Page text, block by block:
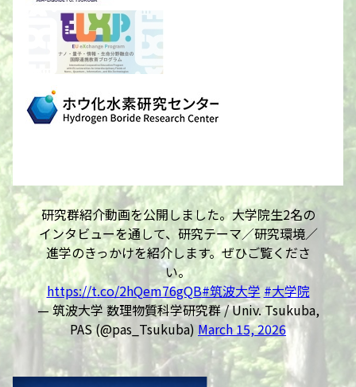
研究群紹介動画を公開しました。大学院生2名の
インタビューを通して、研究テーマ／研究環境／
進学のきっかけを紹介します。ぜひご覧くださ
い。
https://t.co/2hQem76gQB#筑波大学 #大学院
— 筑波大学 数理物質科学研究群 / Univ. Tsukuba,
PAS (@pas_Tsukuba) March 15, 2026